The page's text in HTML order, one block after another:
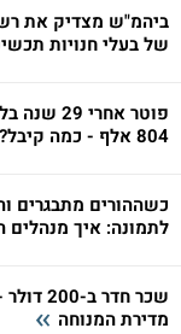
ביהמ"ש מצדיק את
של בעלי חנויות
פוטר אחרי
804 אלף - כמה קיבל?
כשההורים מתבגרים
לתמונה: איך מנהלים
שכר חדר
מדירת המנוחה